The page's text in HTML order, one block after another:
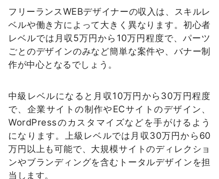
フリーランスWEBデザイナーの収入は、スキルレ
ベルや働き方によって大きく異なります。初心者
レベルでは月収5万円から10万円程度で、パーツ
ごとのデザインのみなど簡単な案件や、バナー制
作が中心となるでしょう。
中級レベルになると月収10万円から30万円程度
で、企業サイトの制作やECサイトのデザイン、
WordPressのカスタマイズなどを手がけるよう
になります。上級レベルでは月収30万円から60
万円以上も可能で、大規模サイトのディレクショ
ンやブランディングを含むトータルデザインを担
当します。